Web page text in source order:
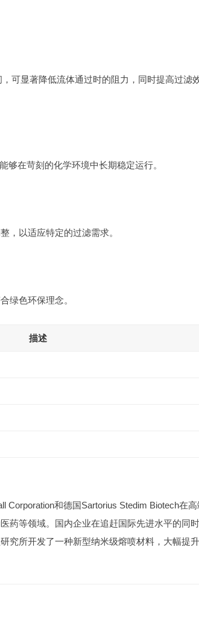
可显著降低流体通过时的阻力，同时提高过滤
在苛刻的化学环境中长期稳定运行。
，以适应特定的过滤需求。
绿色环保理念。
描述
Corporation和德国Sartorius Stedim Biotech在高
药等领域。国内企业在追赶国际先进水平的同时
究所开发了一种新型纳米级熔喷材料，大幅提